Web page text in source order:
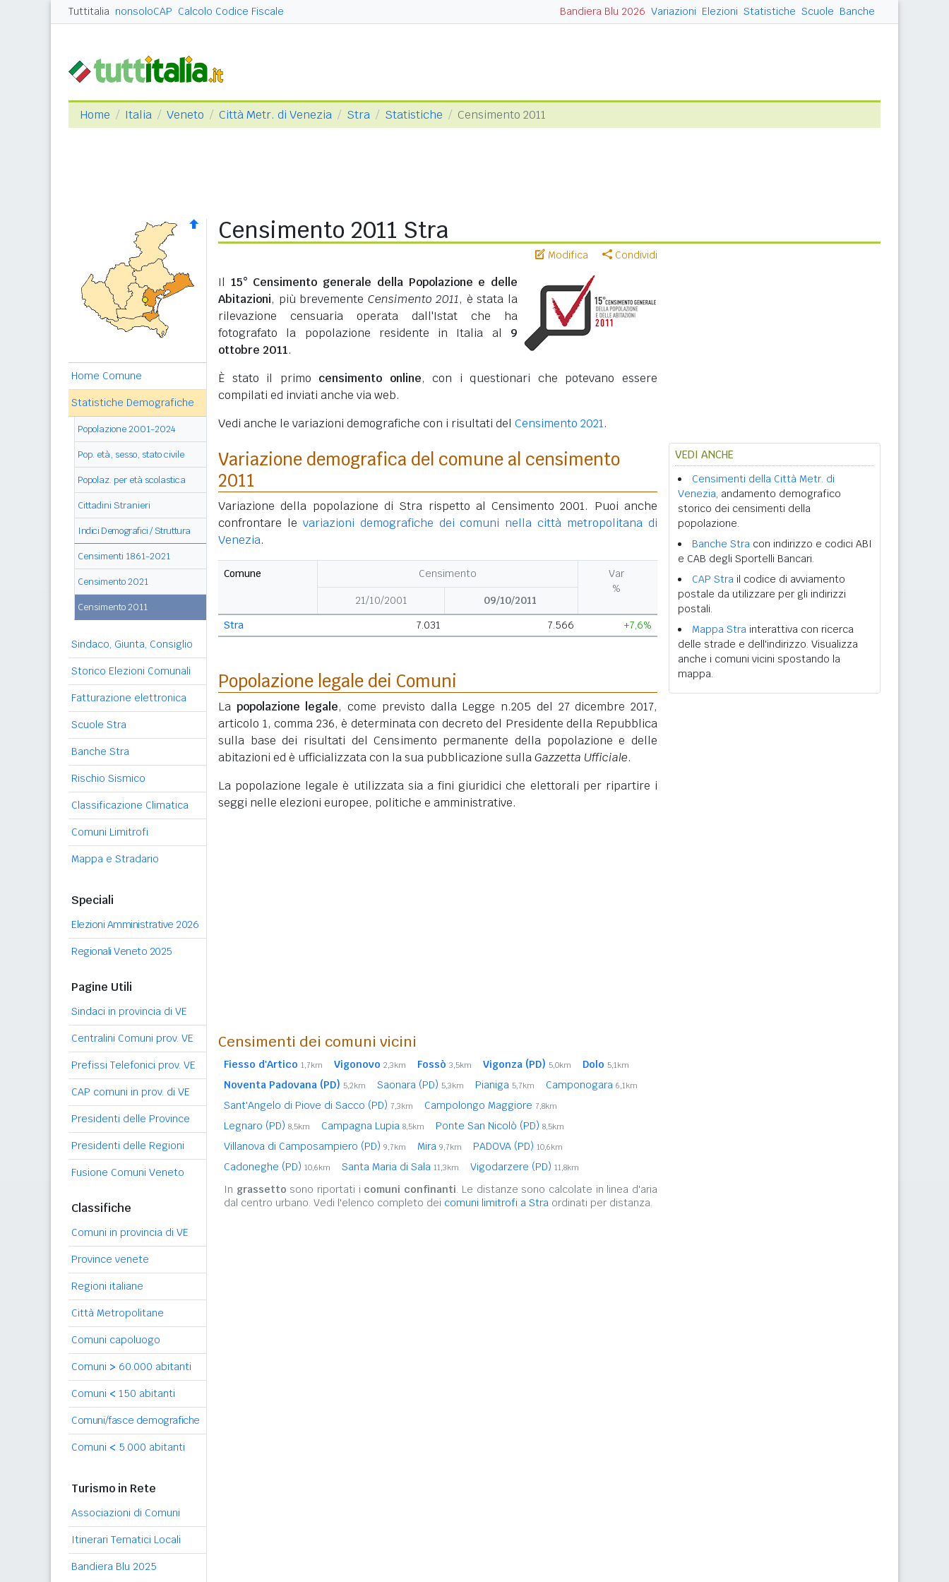
Tuttitalia nonsoloCAP Calcolo Codice Fiscale Bandiera Blu 2026 Variazioni Elezioni Statistiche Scuole Banche
Home Italia Veneto Città Metr. di Venezia Stra Statistiche Censimento 2011
Home Comune
Statistiche Demografiche
Popolazione 2001-2024
Pop. età, sesso, stato civile
Popolaz. per età scolastica
Cittadini Stranieri
Indici Demografici / Struttura
Censimenti 1861-2021
Censimento 2021
Censimento 2011
Sindaco, Giunta, Consiglio
Storico Elezioni Comunali
Fatturazione elettronica
Scuole Stra
Banche Stra
Rischio Sismico
Classificazione Climatica
Comuni Limitrofi
Mappa e Stradario
Speciali
Elezioni Amministrative 2026
Regionali Veneto 2025
Pagine Utili
Sindaci in provincia di VE
Centralini Comuni prov. VE
Prefissi Telefonici prov. VE
CAP comuni in prov. di VE
Presidenti delle Province
Presidenti delle Regioni
Fusione Comuni Veneto
Classifiche
Comuni in provincia di VE
Province venete
Regioni italiane
Città Metropolitane
Comuni capoluogo
Comuni > 60.000 abitanti
Comuni < 150 abitanti
Comuni/fasce demografiche
Comuni < 5.000 abitanti
Turismo in Rete
Associazioni di Comuni
Itinerari Tematici Locali
Bandiera Blu 2025
Censimento 2011 Stra
Modifica Condividi
Il 15° Censimento generale della Popolazione e delle
Abitazioni, più brevemente Censimento 2011, è stata la
rilevazione censuaria operata dall'Istat che ha
fotografato la popolazione residente in Italia al 9
ottobre 2011.
È stato il primo censimento online, con i questionari che potevano essere
compilati ed inviati anche via web.
Vedi anche le variazioni demografiche con i risultati del Censimento 2021.
Variazione demografica del comune al censimento
2011
Variazione della popolazione di Stra rispetto al Censimento 2001. Puoi anche
confrontare le variazioni demografiche dei comuni nella città metropolitana di
Venezia.
Comune Censimento
Var
%
21/10/2001
09/10/2011
Stra
7.031 7.566 +7,6%
Popolazione legale dei Comuni
La popolazione legale, come previsto dalla Legge n.205 del 27 dicembre 2017,
articolo 1, comma 236, è determinata con decreto del Presidente della Repubblica
sulla base dei risultati del Censimento permanente della popolazione e delle
abitazioni ed è ufficializzata con la sua pubblicazione sullaGazzetta Ufficiale.
La popolazione legale è utilizzata sia a fini giuridici che elettorali per ripartire i
seggi nelle elezioni europee, politiche e amministrative.
Censimenti dei comuni vicini
Fiesso d'Artico 1,7km Vigonovo 2,3km Fossò 3,5km Vigonza (PD) 5,0km Dolo 5,1km
Noventa Padovana (PD) 5,2km Saonara (PD) 5,3km Pianiga 5,7km Camponogara 6,1km
Sant'Angelo di Piove di Sacco (PD) 7,3km Campolongo Maggiore 7,8km
Legnaro (PD) 8,5km Campagna Lupia 8,5km Ponte San Nicolò (PD) 8,5km
Villanova di Camposampiero (PD) 9,7km Mira 9,7km PADOVA (PD) 10,6km
Cadoneghe (PD) 10,6km Santa Maria di Sala 11,3km Vigodarzere (PD) 11,8km
In grassetto sono riportati i comuni confinanti. Le distanze sono calcolate in linea d'aria
dal centro urbano. Vedi l'elenco completo dei comuni limitrofi a Stra ordinati per distanza.
VEDI ANCHE
Censimenti della Città Metr. di
Venezia, andamento demografico
storico dei censimenti della
popolazione.
Banche Stra con indirizzo e codici ABI
e CAB degli Sportelli Bancari.
CAP Stra il codice di avviamento
postale da utilizzare per gli indirizzi
postali.
Mappa Stra interattiva con ricerca
delle strade e dell'indirizzo. Visualizza
anche i comuni vicini spostando la
mappa.